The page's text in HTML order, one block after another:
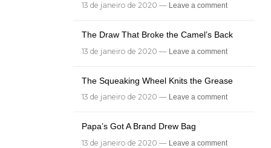
13 de janeiro de 2020 — Leave a comment
The Draw That Broke the Camel’s Back
13 de janeiro de 2020 — Leave a comment
The Squeaking Wheel Knits the Grease
13 de janeiro de 2020 — Leave a comment
Papa’s Got A Brand Drew Bag
13 de janeiro de 2020 — Leave a comment